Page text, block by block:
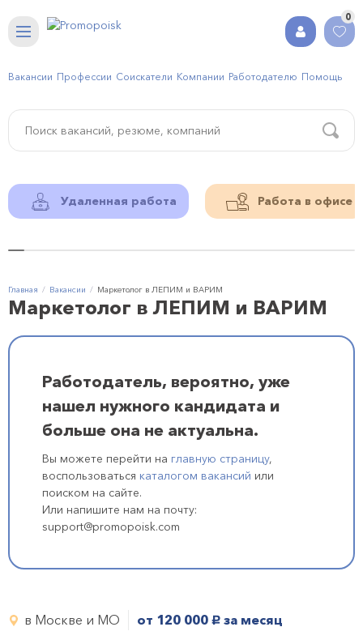
0
Вакансии Профессии Соискатели Компании Работодателю Помощь
Удаленная работа Работа в офисе
Главная Вакансии Маркетолог в ЛЕПИМ и ВАРИМ
Маркетолог в ЛЕПИМ и ВАРИМ
Работодатель, вероятно, уже
нашел нужного кандидата и
больше она не актуальна.
Вы можете перейти на главную страницу,
воспользоваться каталогом вакансий или
поиском на сайте.
Или напишите нам на почту:
support@promopoisk.com
в Москве и МО от 120 000 руб. за месяц